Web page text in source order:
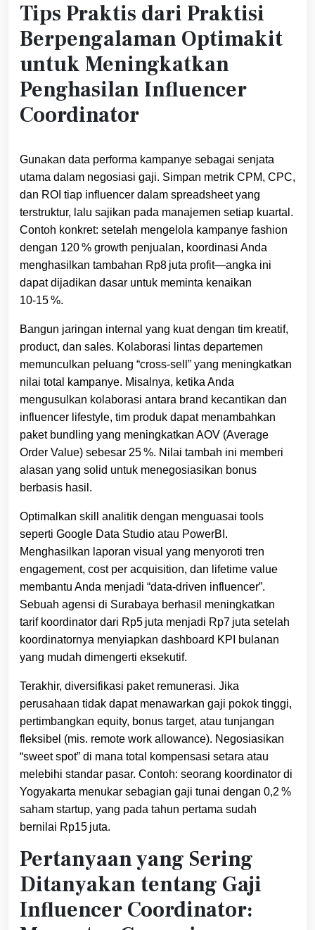
Tips Praktis dari Praktisi
Berpengalaman Optimakit
untuk Meningkatkan
Penghasilan Influencer
Coordinator
Gunakan data performa kampanye sebagai senjata
utama dalam negosiasi gaji. Simpan metrik CPM, CPC,
dan ROI tiap influencer dalam spreadsheet yang
terstruktur, lalu sajikan pada manajemen setiap kuartal.
Contoh konkret: setelah mengelola kampanye fashion
dengan 120 % growth penjualan, koordinasi Anda
menghasilkan tambahan Rp8 juta profit—angka ini
dapat dijadikan dasar untuk meminta kenaikan
10‑15 %.
Bangun jaringan internal yang kuat dengan tim kreatif,
product, dan sales. Kolaborasi lintas departemen
memunculkan peluang “cross‑sell” yang meningkatkan
nilai total kampanye. Misalnya, ketika Anda
mengusulkan kolaborasi antara brand kecantikan dan
influencer lifestyle, tim produk dapat menambahkan
paket bundling yang meningkatkan AOV (Average
Order Value) sebesar 25 %. Nilai tambah ini memberi
alasan yang solid untuk menegosiasikan bonus
berbasis hasil.
Optimalkan skill analitik dengan menguasai tools
seperti Google Data Studio atau PowerBI.
Menghasilkan laporan visual yang menyoroti tren
engagement, cost per acquisition, dan lifetime value
membantu Anda menjadi “data‑driven influencer”.
Sebuah agensi di Surabaya berhasil meningkatkan
tarif koordinator dari Rp5 juta menjadi Rp7 juta setelah
koordinatornya menyiapkan dashboard KPI bulanan
yang mudah dimengerti eksekutif.
Terakhir, diversifikasi paket remunerasi. Jika
perusahaan tidak dapat menawarkan gaji pokok tinggi,
pertimbangkan equity, bonus target, atau tunjangan
fleksibel (mis. remote work allowance). Negosiasikan
“sweet spot” di mana total kompensasi setara atau
melebihi standar pasar. Contoh: seorang koordinator di
Yogyakarta menukar sebagian gaji tunai dengan 0,2 %
saham startup, yang pada tahun pertama sudah
bernilai Rp15 juta.
Pertanyaan yang Sering
Ditanyakan tentang Gaji
Influencer Coordinator: